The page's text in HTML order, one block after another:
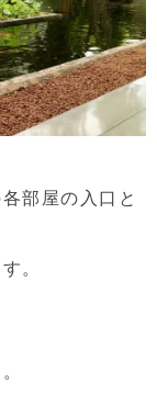
部屋の入口と
。